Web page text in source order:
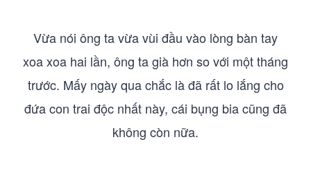
Vừa nói ông ta vừa vùi đầu vào lòng bàn tay
xoa xoa hai lần, ông ta già hơn so với một tháng
trước. Mấy ngày qua chắc là đã rất lo lắng cho
đứa con trai độc nhất này, cái bụng bia cũng đã
không còn nữa.